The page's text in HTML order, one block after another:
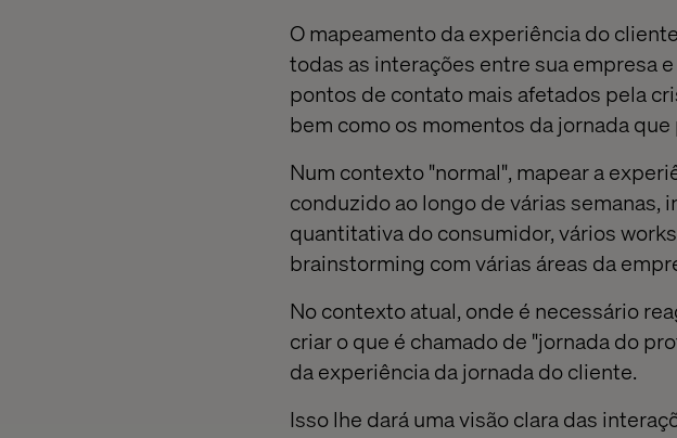
O mapeamento da experiência do
todas as interações entre sua empresa
pontos de contato mais afetados pela
bem como os momentos da jornada
Num contexto "normal", mapear a
conduzido ao longo de várias
quantitativa do consumidor, vários
brainstorming com várias áreas da
No contexto atual, onde é necessário
criar o que é chamado de "jornada do
da experiência da jornada do cliente.
Isso lhe dará uma visão clara das